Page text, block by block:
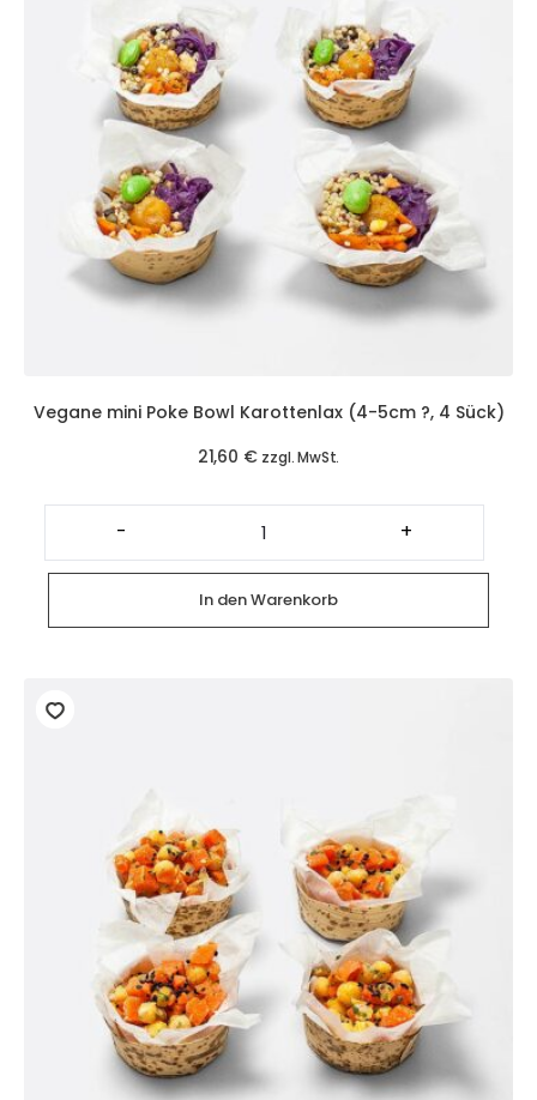
Vegane mini Poke Bowl Karottenlax (4-5cm ?, 4 Sück)
21,60 € zzgl. MwSt.
-
Vegane
mini
Poke
Bowl
Karottenlax
(4-
5cm
?,
+
In den Warenkorb